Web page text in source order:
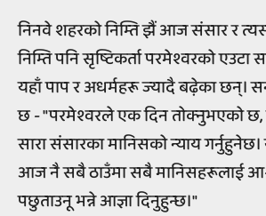
निनवे शहरको निम्ति झैं आज संसार र
निम्ति पनि सृष्टिकर्ता परमेश्वरको
यहाँ पाप र अधर्महरू ज्यादै बढ़ेका छन्।
छ - "परमेश्वरले एक दिन तोक्नुभएको छ,
सारा संसारका मानिसको न्याय
आज नै सबै ठाउँमा सबै मानिसहरूलाई
पछुताउनू भन्ने आज्ञा दिनुहुन्छ।"